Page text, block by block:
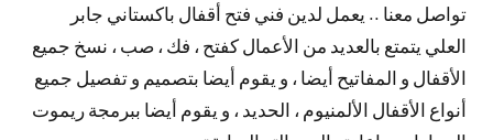
تواصل معنا .. يعمل لدين فني فتح أقفال باكستاني جابر
العلي يتمتع بالعديد من الأعمال كفتح ، فك ، صب ، نسخ جميع
الأقفال و المفاتيح أيضا ، و يقوم أيضا بتصميم و تفصيل جميع
أنواع الأقفال الألمنيوم ، الحديد ، و يقوم أيضا ببرمجة ريموت